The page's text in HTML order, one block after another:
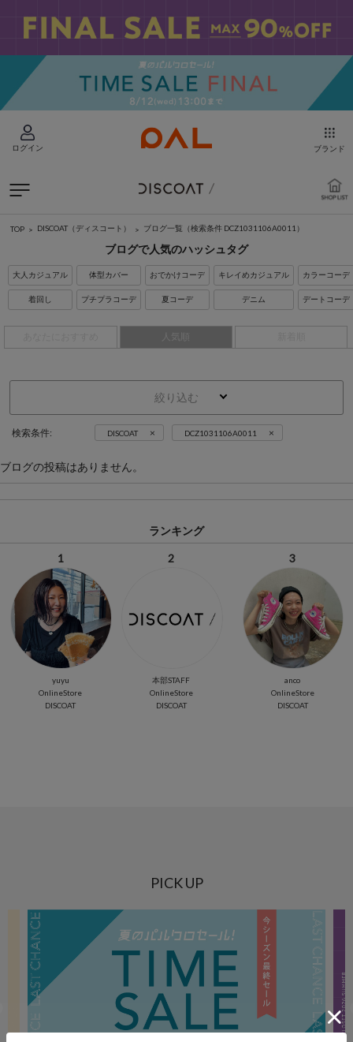
ログイン ブランド
TOP DISCOAT（ディスコート） ブログ一覧 （検索条件 DCZ1031106A0011）
ブログで人気のハッシュタグ
大人カジュアル
着回し
体型カバー
プチプラコーデ
おでかけコーデ
夏コーデ
キレイめカジュアル
デニム
カラーコーデ
デートコーデ
人気順
絞り込む
検索条件: DISCOAT × DCZ1031106A0011 ×
ブログの投稿はありません。
ランキング
1
yuyu
OnlineStore
DISCOAT
2
本部STAFF
OnlineStore
DISCOAT
3
anco
OnlineStore
DISCOAT
PICK UP